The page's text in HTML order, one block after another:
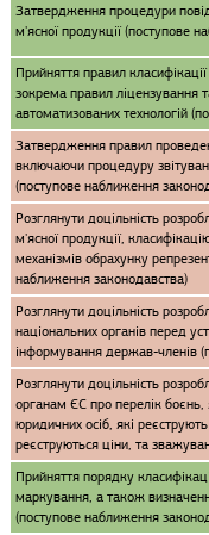
Затвердження процедури
м'ясної продукції (поступове
Прийняття правил
зокрема правил ліцензування
автоматизованих технологій
Затвердження правил
включаючи процедуру
(поступове наближення
Розглянути доцільність
м'ясної продукції,
механізмів обрахунку
наближення законодавства)
Розглянути доцільність
національних органів перед
інформування держав-членів
Розглянути доцільність
органам ЄС про перелік боєнь,
юридичних осіб, які
реєструються ціни, та
Прийняття порядку
маркування, а також
(поступове наближення